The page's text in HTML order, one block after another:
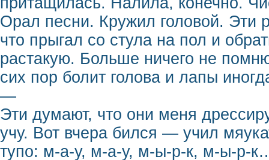
Орал песни. Кружил головой. Эти
что прыгал со стула на пол и
растакую. Больше ничего не
сих пор болит голова и лапы
—
Эти думают, что они меня
учу. Вот вчера бился — учил
тупо: м-а-у, м-а-у, м-ы-р-к, м-ы-р-